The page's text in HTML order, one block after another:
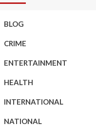
BLOG
CRIME
ENTERTAINMENT
HEALTH
INTERNATIONAL
NATIONAL